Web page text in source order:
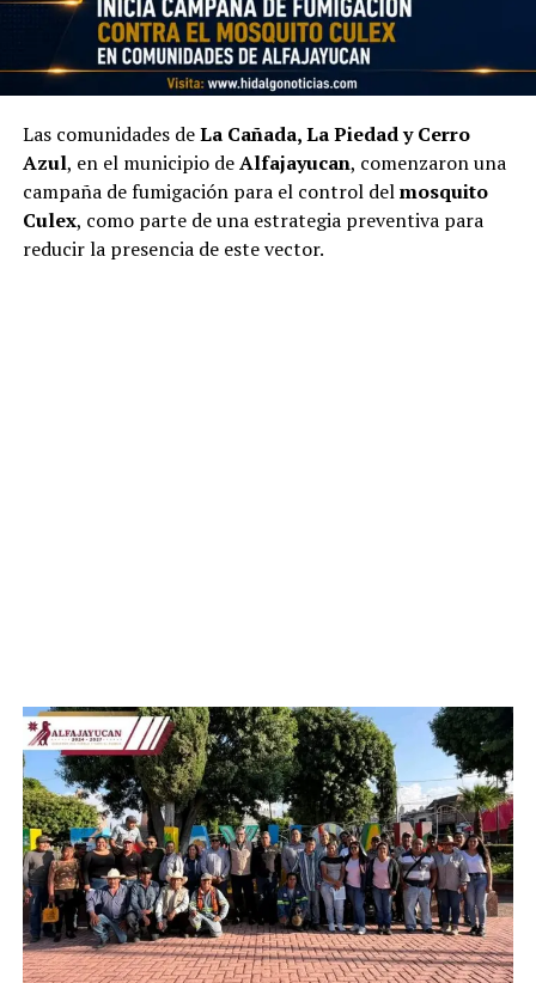
Las comunidades deLa Cañada, La Piedad y Cerro
Azul, en el municipio deAlfajayucan, comenzaron una
campaña de fumigación para el control delmosquito
Culex, como parte de una estrategia preventiva para
reducir la presencia de este vector.